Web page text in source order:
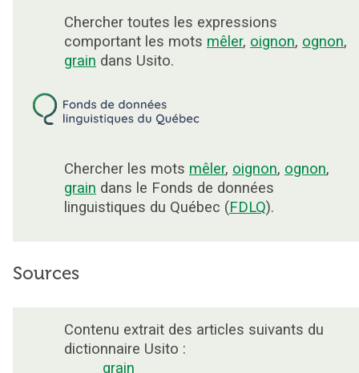
Chercher toutes les expressions
comportant les mots mêler, oignon, ognon,
grain dans Usito.
Chercher les mots mêler, oignon, ognon,
grain dans le Fonds de données
linguistiques du Québec (FDLQ).
Sources
Contenu extrait des articles suivants du
dictionnaire Usito :
grain